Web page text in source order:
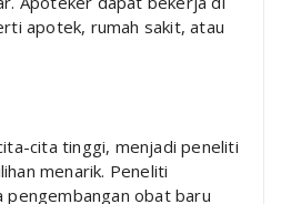
apotek, rumah sakit, atau
cita tinggi, menjadi peneliti
menarik. Peneliti
pengembangan obat baru